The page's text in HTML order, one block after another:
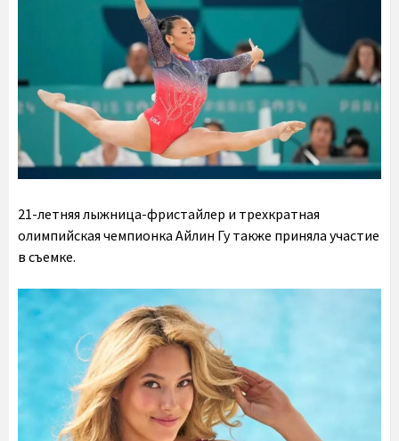
21-летняя лыжница-фристайлер и трехкратная
олимпийская чемпионка Айлин Гутакже приняла участие
в съемке.